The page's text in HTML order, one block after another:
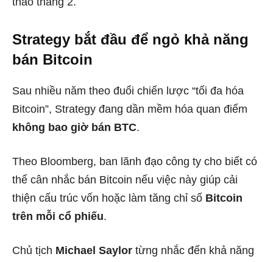
Strategy bắt đầu để ngỏ khả năng
bán Bitcoin
Sau nhiều năm theo đuổi chiến lược “tối đa hóa
Bitcoin”, Strategy đang dần mềm hóa quan điểm
không bao giờ bán BTC.
Theo Bloomberg, ban lãnh đạo công ty cho biết có
thể cân nhắc bán Bitcoin nếu việc này giúp cải
thiện cấu trúc vốn hoặc làm tăng chỉ số Bitcoin
trên mỗi cổ phiếu.
Chủ tịch Michael Saylor từng nhắc đến khả năng